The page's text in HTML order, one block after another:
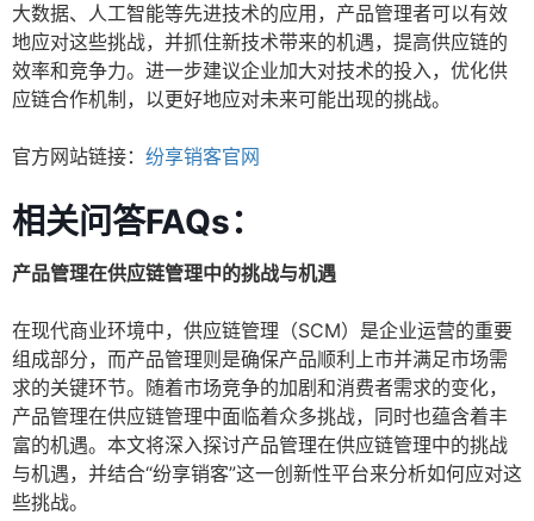
大数据、人工智能等先进技术的应用，产品管理者可以有效
地应对这些挑战，并抓住新技术带来的机遇，提高供应链的
效率和竞争力。进一步建议企业加大对技术的投入，优化供
应链合作机制，以更好地应对未来可能出现的挑战。
官方网站链接： 纷享销客官网
相关问答FAQs：
产品管理在供应链管理中的挑战与机遇
在现代商业环境中，供应链管理（SCM）是企业运营的重要
组成部分，而产品管理则是确保产品顺利上市并满足市场需
求的关键环节。随着市场竞争的加剧和消费者需求的变化，
产品管理在供应链管理中面临着众多挑战，同时也蕴含着丰
富的机遇。本文将深入探讨产品管理在供应链管理中的挑战
与机遇，并结合“纷享销客”这一创新性平台来分析如何应对这
些挑战。